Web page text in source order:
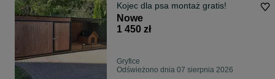
Kojec dla psa montaż gratis!
Nowe
1 450 zł
Gryfice
Odświeżono dnia 07 sierpnia 2026